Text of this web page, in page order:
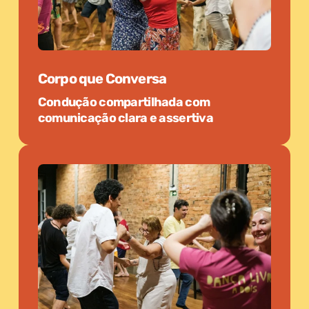
Corpo que Conversa
Condução compartilhada com
comunicação clara e assertiva